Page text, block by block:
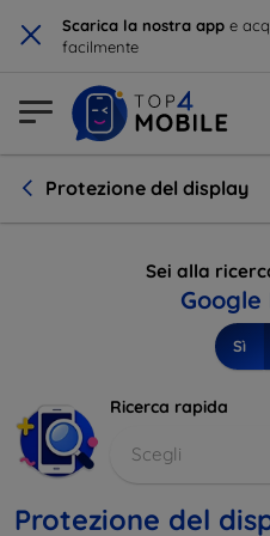
× Scarica la nostra app e
facilmente
Protezione del display
Sei alla
Google
Sì
Ricerca rapida
Scegli
Protezione del